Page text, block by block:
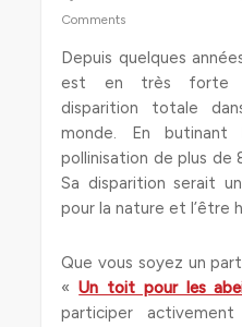
Comments
Depuis quelques
est en très forte
disparition totale
monde. En butinant
pollinisation de plus de
Sa disparition serait
pour la nature et l’être
Que vous soyez un
«Un toit pour les
participer